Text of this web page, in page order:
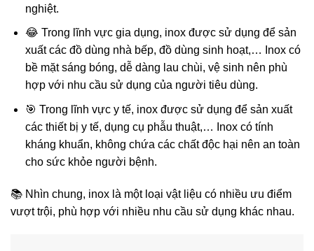
nghiệt.
😂 Trong lĩnh vực gia dụng, inox được sử dụng để sản
xuất các đồ dùng nhà bếp, đồ dùng sinh hoạt,… Inox có
bề mặt sáng bóng, dễ dàng lau chùi, vệ sinh nên phù
hợp với nhu cầu sử dụng của người tiêu dùng.
🎯 Trong lĩnh vực y tế, inox được sử dụng để sản xuất
các thiết bị y tế, dụng cụ phẫu thuật,… Inox có tính
kháng khuẩn, không chứa các chất độc hại nên an toàn
cho sức khỏe người bệnh.
📚 Nhìn chung, inox là một loại vật liệu có nhiều ưu điểm
vượt trội, phù hợp với nhiều nhu cầu sử dụng khác nhau.